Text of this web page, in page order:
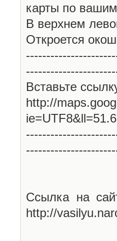
карты по
В верхнем
Откроется
Вставьте
http://
Ссылка на
http://